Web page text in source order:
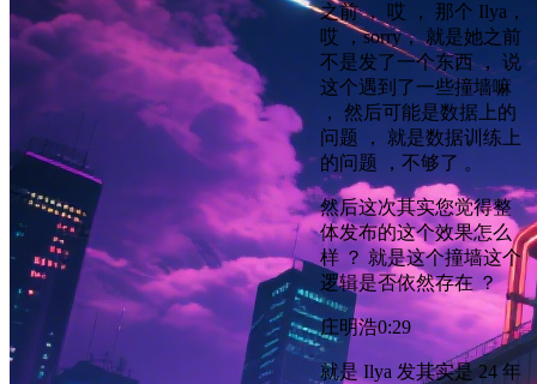
之前 ， 哎 ， 那个 Ilya，
哎 ，sorry， 就是她之前
不是发了一个东西 ， 说
这个遇到了一些撞墙嘛
， 然后可能是数据上的
问题 ， 就是数据训练上
的问题 ，不够了 。
然后这次其实您觉得整
体发布的这个效果怎么
样 ？ 就是这个撞墙这个
逻辑是否依然存在 ？
庄明浩0:29
就是 Ilya 发其实是 24 年